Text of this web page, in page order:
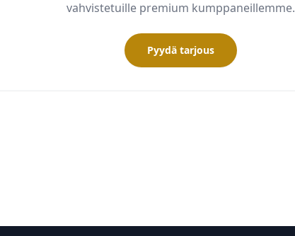
vahvistetuille premium kumppaneillemme.
Pyydä tarjous